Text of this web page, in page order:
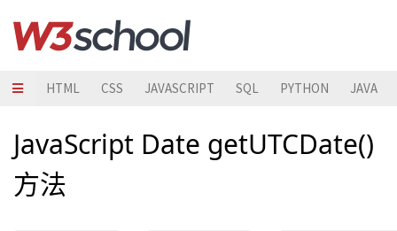
HTML CSS JAVASCRIPT SQL PYTHON JAVA
JavaScript Date getUTCDate()
方法